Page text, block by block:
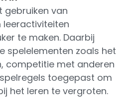
gebruiken van
leeractiviteiten
te maken. Daarbij
spelelementen zoals het
competitie met anderen
toegepast om
het leren te vergroten.